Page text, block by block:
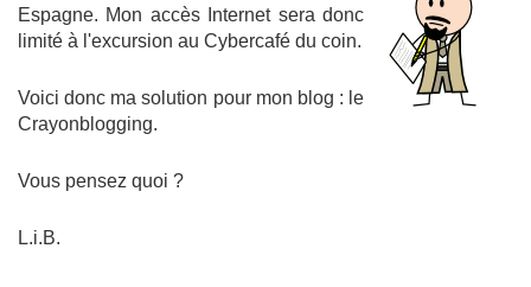
Espagne. Mon accès Internet sera donc
limité à l'excursion au Cybercafé du coin.
Voici donc ma solution pour mon blog : le
Crayonblogging.
Vous pensez quoi ?
L.i.B.